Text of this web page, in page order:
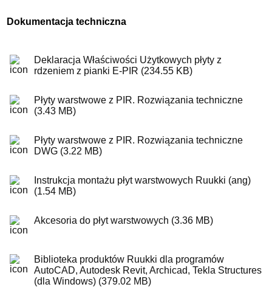
Dokumentacja techniczna
Deklaracja Właściwości Użytkowych płyty z
rdzeniem z pianki E-PIR (234.55 KB)
Płyty warstwowe z PIR. Rozwiązania techniczne
(3.43 MB)
Płyty warstwowe z PIR. Rozwiązania techniczne
DWG (3.22 MB)
Instrukcja montażu płyt warstwowych Ruukki (ang)
(1.54 MB)
Akcesoria do płyt warstwowych (3.36 MB)
Biblioteka produktów Ruukki dla programów
AutoCAD, Autodesk Revit, Archicad, Tekla Structures
(dla Windows) (379.02 MB)